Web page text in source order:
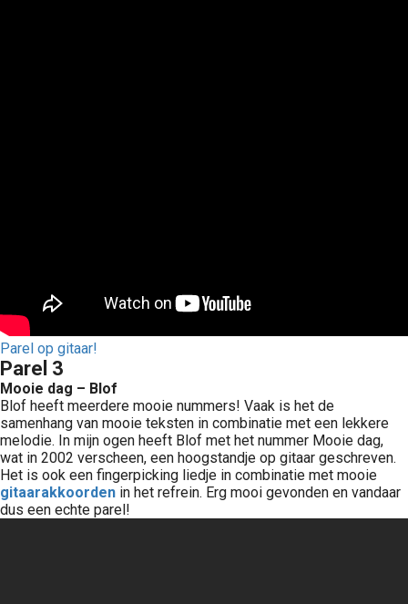
Parel op gitaar!
Parel 3
Mooie dag – Blof
Blof heeft meerdere mooie nummers! Vaak is het de
samenhang van mooie teksten in combinatie met een lekkere
melodie. In mijn ogen heeft Blof met het nummer Mooie dag,
wat in 2002 verscheen, een hoogstandje op gitaar geschreven.
Het is ook een fingerpicking liedje in combinatie met mooie
gitaarakkoorden in het refrein. Erg mooi gevonden en vandaar
dus een echte parel!